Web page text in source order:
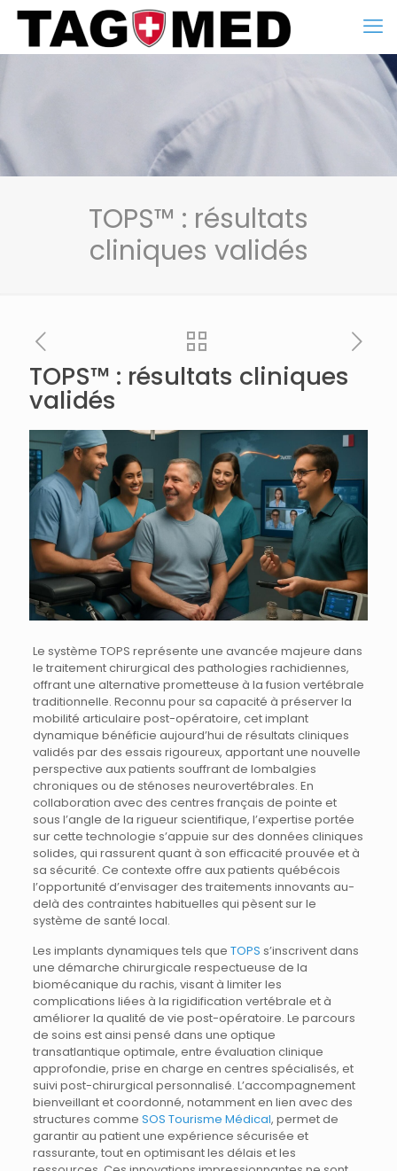
TOPS™ : résultats
cliniques validés
TOPS™ : résultats cliniques
validés
Le système TOPS représente une avancée majeure dans
le traitement chirurgical des pathologies rachidiennes,
offrant une alternative prometteuse à la fusion vertébrale
traditionnelle. Reconnu pour sa capacité à préserver la
mobilité articulaire post-opératoire, cet implant
dynamique bénéficie aujourd’hui de résultats cliniques
validés par des essais rigoureux, apportant une nouvelle
perspective aux patients souffrant de lombalgies
chroniques ou de sténoses neurovertébrales. En
collaboration avec des centres français de pointe et
sous l’angle de la rigueur scientifique, l’expertise portée
sur cette technologie s’appuie sur des données cliniques
solides, qui rassurent quant à son efficacité prouvée et à
sa sécurité. Ce contexte offre aux patients québécois
l’opportunité d’envisager des traitements innovants au-
delà des contraintes habituelles qui pèsent sur le
système de santé local.
Les implants dynamiques tels que TOPS s’inscrivent dans
une démarche chirurgicale respectueuse de la
biomécanique du rachis, visant à limiter les
complications liées à la rigidification vertébrale et à
améliorer la qualité de vie post-opératoire. Le parcours
de soins est ainsi pensé dans une optique
transatlantique optimale, entre évaluation clinique
approfondie, prise en charge en centres spécialisés, et
suivi post-chirurgical personnalisé. L’accompagnement
bienveillant et coordonné, notamment en lien avec des
structures comme SOS Tourisme Médical, permet de
garantir au patient une expérience sécurisée et
rassurante, tout en optimisant les délais et les